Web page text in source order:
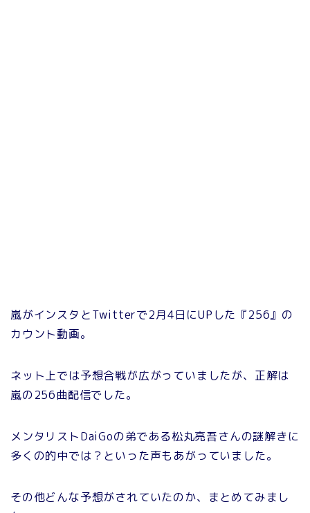
嵐がインスタとTwitterで2月4日にUPした『256』の
カウント動画。
ネット上では予想合戦が広がっていましたが、正解は
嵐の256曲配信でした。
メンタリストDaiGoの弟である松丸亮吾さんの謎解きに
多くの的中では？といった声もあがっていました。
その他どんな予想がされていたのか、まとめてみまし